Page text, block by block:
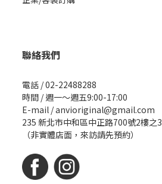
聯絡我們
電話 / 02-22488288
時間 / 週一～週五9:00-17:00
E-mail / anvioriginal@gmail.com
235 新北市中和區中正路700號2樓之3
（非實體店面，來訪請先預約）